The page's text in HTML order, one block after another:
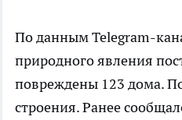
По данным Telegram-
природного явления
повреждены 123 дома.
строения. Ранее